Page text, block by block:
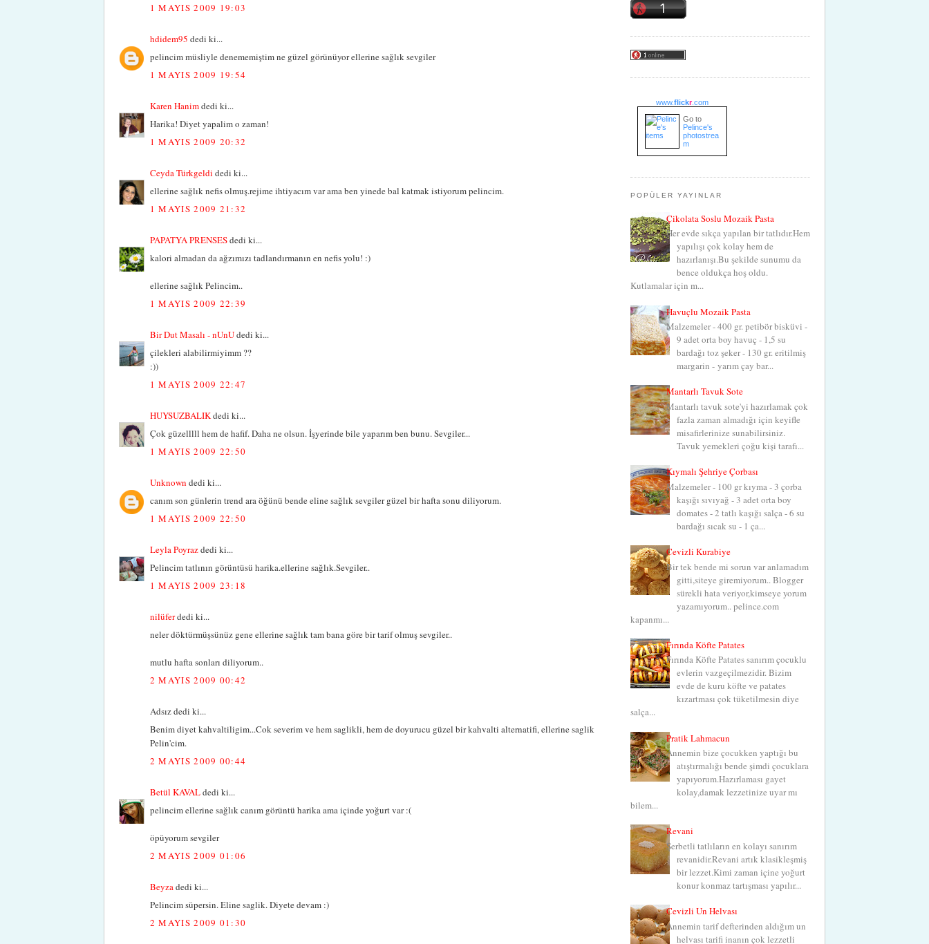
1 MAYIS 2009 19:03
hdidem95 dedi ki...
pelincim müsliyle denememiştim ne güzel görünüyor ellerine sağlık sevgiler
1 MAYIS 2009 19:54
Karen Hanimdedi ki...
Harika! Diyet yapalim o zaman!
1 MAYIS 2009 20:32
Ceyda Türkgeldi dedi ki...
ellerine sağlık nefis olmuş.rejime ihtiyacım var ama ben yinede bal katmak istiyorum pelincim.
1 MAYIS 2009 21:32
PAPATYA PRENSESdedi ki...
kalori almadan da ağzımızı tadlandırmanın en nefis yolu! :)
ellerine sağlık Pelincim..
1 MAYIS 2009 22:39
Bir Dut Masalı - nUnUdedi ki...
çilekleri alabilirmiyimm ??
:))
1 MAYIS 2009 22:47
HUYSUZBALIKdedi ki...
Çok güzelllll hem de hafif. Daha ne olsun. İşyerinde bile yaparım ben bunu. Sevgiler...
1 MAYIS 2009 22:50
Unknown dedi ki...
canım son günlerin trend ara öğünü bende eline sağlık sevgiler güzel bir hafta sonu diliyorum.
1 MAYIS 2009 22:50
Leyla Poyrazdedi ki...
Pelincim tatlının görüntüsü harika.ellerine sağlık.Sevgiler..
1 MAYIS 2009 23:18
nilüferdedi ki...
neler döktürmüşsünüz gene ellerine sağlık tam bana göre bir tarif olmuş sevgiler..
mutlu hafta sonları diliyorum..
2 MAYIS 2009 00:42
Adsız dedi ki...
Benim diyet kahvaltiligim...Cok severim ve hem saglikli, hem de doyurucu güzel bir kahvalti alternatifi, ellerine saglik
Pelin'cim.
2 MAYIS 2009 00:44
Betül KAVALdedi ki...
pelincim ellerine sağlık canım görüntü harika ama içinde yoğurt var :(
öpüyorum sevgiler
2 MAYIS 2009 01:06
Beyza dedi ki...
Pelincim süpersin. Eline saglik. Diyete devam :)
2 MAYIS 2009 01:30
www.flickr.com
Go to
Pelince's
photostrea
m
POPÜLER YAYINLAR
Çikolata Soslu Mozaik Pasta
Her evde sıkça yapılan bir tatlıdır.Hem
yapılışı çok kolay hem de
hazırlanışı.Bu şekilde sunumu da
bence oldukça hoş oldu.
Kutlamalar için m...
Havuçlu Mozaik Pasta
Malzemeler - 400 gr. petibör bisküvi -
9 adet orta boy havuç - 1,5 su
bardağı toz şeker - 130 gr. eritilmiş
margarin - yarım çay bar...
Mantarlı Tavuk Sote
Mantarlı tavuk sote'yi hazırlamak çok
fazla zaman almadığı için keyifle
misafirlerinize sunabilirsiniz.
Tavuk yemekleri çoğu kişi tarafı...
Kıymalı Şehriye Çorbası
Malzemeler - 100 gr kıyma - 3 çorba
kaşığı sıvıyağ - 3 adet orta boy
domates - 2 tatlı kaşığı salça - 6 su
bardağı sıcak su - 1 ça...
Cevizli Kurabiye
Bir tek bende mi sorun var anlamadım
gitti,siteye giremiyorum.. Blogger
sürekli hata veriyor,kimseye yorum
yazamıyorum.. pelince.com
kapanmı...
Fırında Köfte Patates
Fırında Köfte Patates sanırım çocuklu
evlerin vazgeçilmezidir. Bizim
evde de kuru köfte ve patates
kızartması çok tüketilmesin diye
salça...
Pratik Lahmacun
Annemin bize çocukken yaptığı bu
atıştırmalığı bende şimdi çocuklara
yapıyorum.Hazırlaması gayet
kolay,damak lezzetinize uyar mı
bilem...
Revani
Şerbetli tatlıların en kolayı sanırım
revanidir.Revani artık klasikleşmiş
bir lezzet.Kimi zaman içine yoğurt
konur konmaz tartışması yapılır...
Cevizli Un Helvası
Annemin tarif defterinden aldığım un
helvası tarifi inanın çok lezzetli